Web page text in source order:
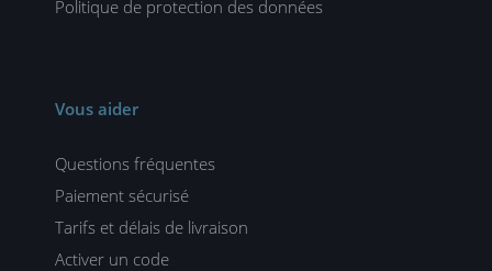
Politique de protection des données
Vous aider
Questions fréquentes
Paiement sécurisé
Tarifs et délais de livraison
Activer un code